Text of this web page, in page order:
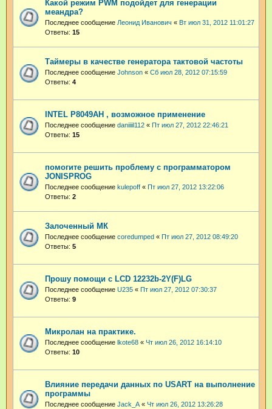
Какой режим PWM подойдет для генерации
меандра?
Последнее сообщение Леонид Иванович « Вт июл 31, 2012 11:01:27
Ответы: 15
Таймеры в качестве генератора тактовой частоты
Последнее сообщение Johnson « Сб июл 28, 2012 07:15:59
Ответы: 4
INTEL P8049AH , возможное применение
Последнее сообщение daniiiil112 « Пт июл 27, 2012 22:46:21
Ответы: 15
помогите решить проблему с программатором
JONISPROG
Последнее сообщение kulepoff « Пт июл 27, 2012 13:22:06
Ответы: 2
Залоченный МК
Последнее сообщение coredumped « Пт июл 27, 2012 08:49:20
Ответы: 5
Прошу помощи с LCD 12232b-2Y(F)LG
Последнее сообщение U235 « Пт июл 27, 2012 07:30:37
Ответы: 9
Микролан на практике.
Последнее сообщение lkote68 « Чт июл 26, 2012 16:14:10
Ответы: 10
Влияние передачи данных по USART на выполнение
программы
Последнее сообщение Jack_A« Чт июл 26, 2012 13:26:28